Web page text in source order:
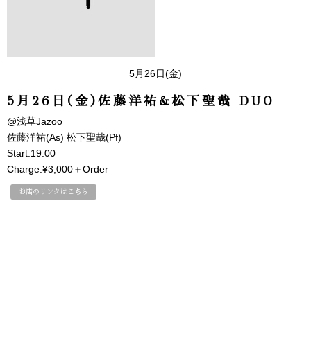
5月26日(金)
5月26日(金)佐藤洋祐&松下聖哉 DUO
@浅草Jazoo
佐藤洋祐(As) 松下聖哉(Pf)
Start:19:00
Charge:¥3,000＋Order
お店のリンクはこちら